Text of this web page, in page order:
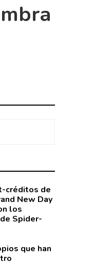
créditos de
New Day
los
Spider-
que han